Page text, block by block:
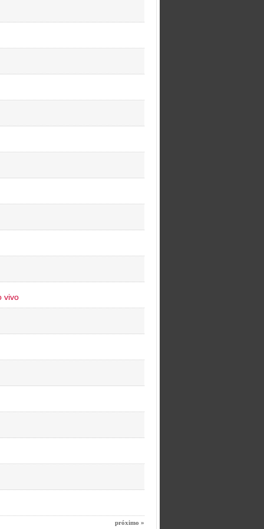
vivo
próximo »